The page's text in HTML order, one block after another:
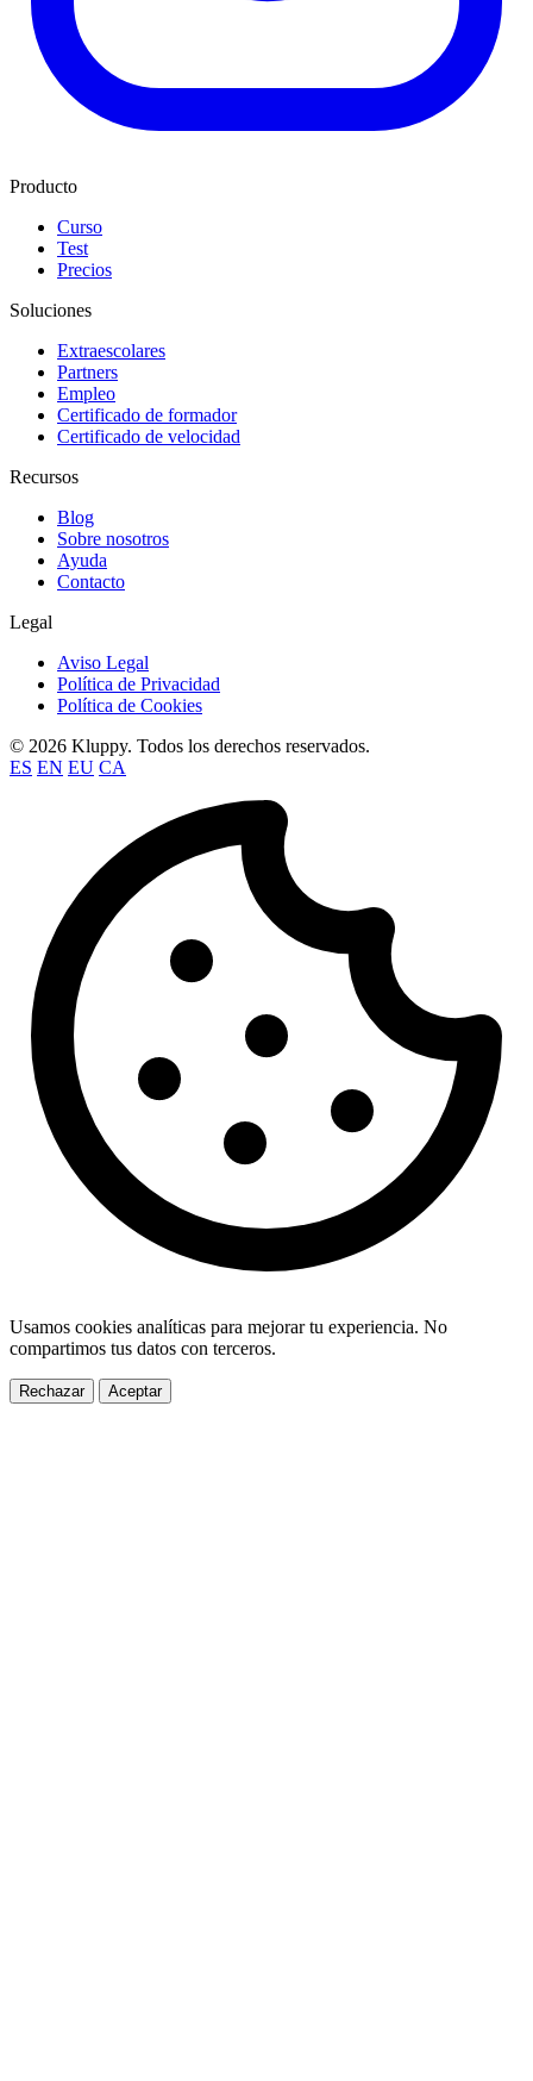
Producto
Curso
Test
Precios
Soluciones
Extraescolares
Partners
Empleo
Certificado de formador
Certificado de velocidad
Recursos
Blog
Sobre nosotros
Ayuda
Contacto
Legal
Aviso Legal
Política de Privacidad
Política de Cookies
© 2026 Kluppy. Todos los derechos reservados.
ES EN EU CA
Usamos cookies analíticas para mejorar tu experiencia. No
compartimos tus datos con terceros.
Rechazar Aceptar